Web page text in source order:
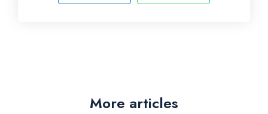
More articles